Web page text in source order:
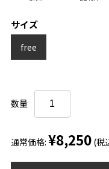
サイズ
free
数量
通常価格: ¥8,250 (税